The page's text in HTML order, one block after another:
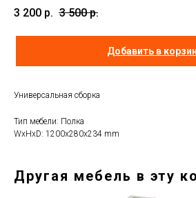
3 200 р. 3 500 р.
Добавить в
Универсальная сборка
Тип мебели: Полка
WxHxD: 1200x280x234 mm
Другая мебель в эту